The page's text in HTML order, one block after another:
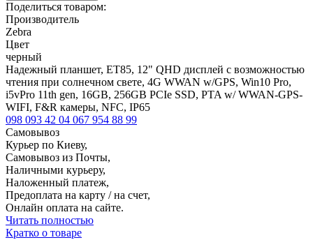
Поделиться товаром:
Производитель
Zebra
Цвет
черный
Надежный планшет, ET85, 12" QHD дисплей с возможностью
чтения при солнечном свете, 4G WWAN w/GPS, Win10 Pro,
i5vPro 11th gen, 16GB, 256GB PCIe SSD, PTA w/ WWAN-GPS-
WIFI, F&R камеры, NFC, IP65
098 093 42 04 067 954 88 99
Самовывоз
Курьер по Киеву,
Самовывоз из Почты,
Наличными курьеру,
Наложенный платеж,
Предоплата на карту / на счет,
Онлайн оплата на сайте.
Читать полностью
Кратко о товаре